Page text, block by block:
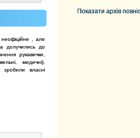
Показати архів
неофіційне , але
долучились до
рукавички,
медичні),
зробили власні